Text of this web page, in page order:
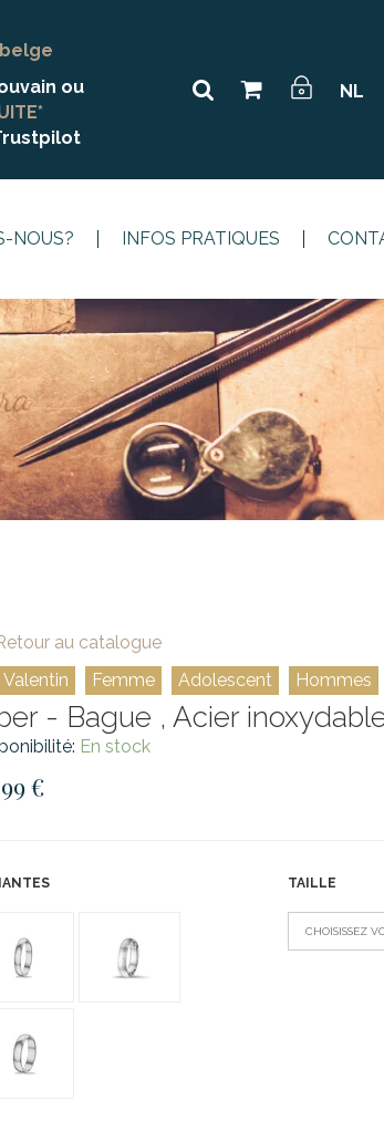
belge
ou
NL
NOUS? INFOS PRATIQUES
au catalogue
Valentin
Femme Adolescent Hommes
- Bague , Acier
En stock
€
TAILLE
CHOISISSEZ